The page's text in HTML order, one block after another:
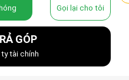
Gọi lại cho tôi
GÓP
tài chính